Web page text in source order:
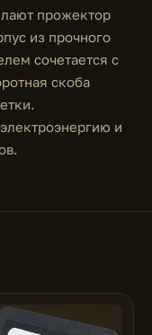
прожектор
из прочного
сочетается с
скоба
и